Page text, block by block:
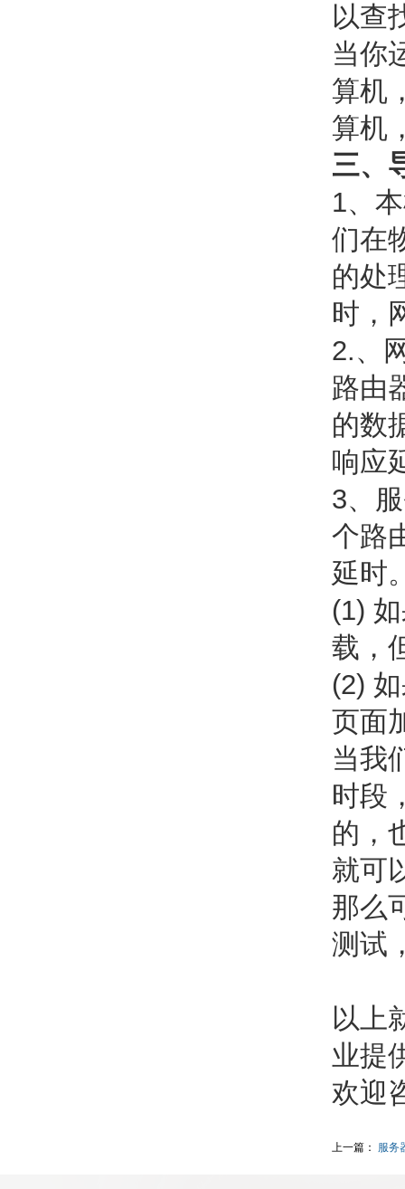
以查
当你
算机
算机
三、
1、
们在
的处
时，
2.、
路由
的数
响应
3、
个路
延时
(1)
载，
(2)
页面
当我
时段
的，
就可
那么
测试
以上
业提
欢迎
上一篇： 服务